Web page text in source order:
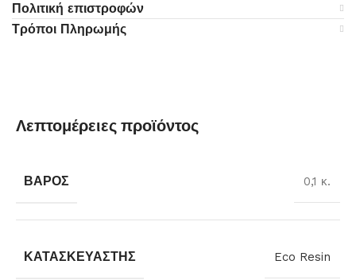
Πολιτική επιστροφών
Τρόποι Πληρωμής
Λεπτομέρειες προϊόντος
ΒΆΡΟΣ 0,1 κ.
ΚΑΤΑΣΚΕΥΑΣΤΉΣ Eco Resin